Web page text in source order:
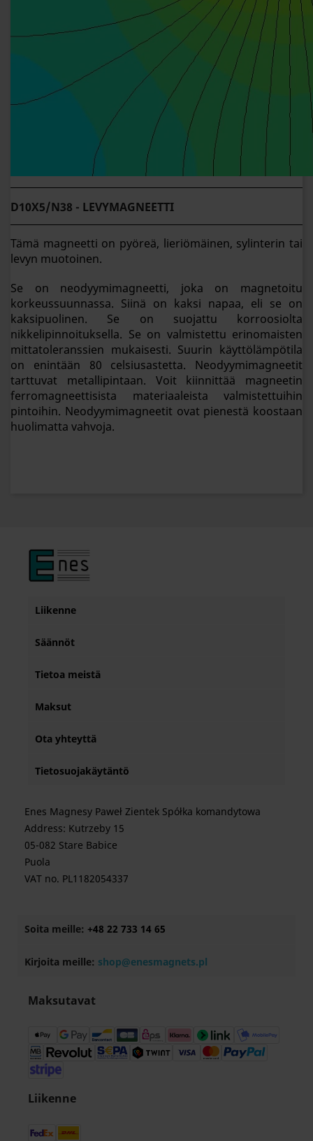
D10X5/N38 - LEVYMAGNEETTI
Tämä magneetti on pyöreä, lieriömäinen, sylinterin tai
levyn muotoinen.
Se on neodyymimagneetti, joka on magnetoitu
korkeussuunnassa. Siinä on kaksi napaa, eli se on
kaksipuolinen. Se on suojattu korroosiolta
nikkelipinnoituksella. Se on valmistettu erinomaisten
mittatoleranssien mukaisesti. Suurin käyttölämpötila
on enintään 80 celsiusastetta. Neodyymimagneetit
tarttuvat metallipintaan. Voit kiinnittää magneetin
ferromagneettisista materiaaleista valmistettuihin
pintoihin. Neodyymimagneetit ovat pienestä koostaan
huolimatta vahvoja.
Liikenne
Säännöt
Tietoa meistä
Maksut
Ota yhteyttä
Tietosuojakäytäntö
Enes Magnesy Paweł Zientek Spółka komandytowa
Address: Kutrzeby 15
05-082 Stare Babice
Puola
VAT no. PL1182054337
Soita meille: +48 22 733 14 65
Kirjoita meille: shop@enesmagnets.pl
Maksutavat
Liikenne